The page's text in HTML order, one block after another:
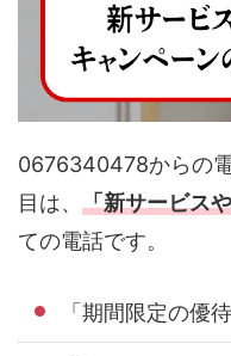
0676340478からの
目は、 「新サービス
ての電話です。
「期間限定の優